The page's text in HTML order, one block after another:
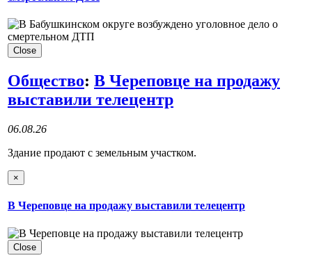
Close
Общество: В Череповце на продажу
выставили телецентр
06.08.26
Здание продают с земельным участком.
×
В Череповце на продажу выставили телецентр
Close